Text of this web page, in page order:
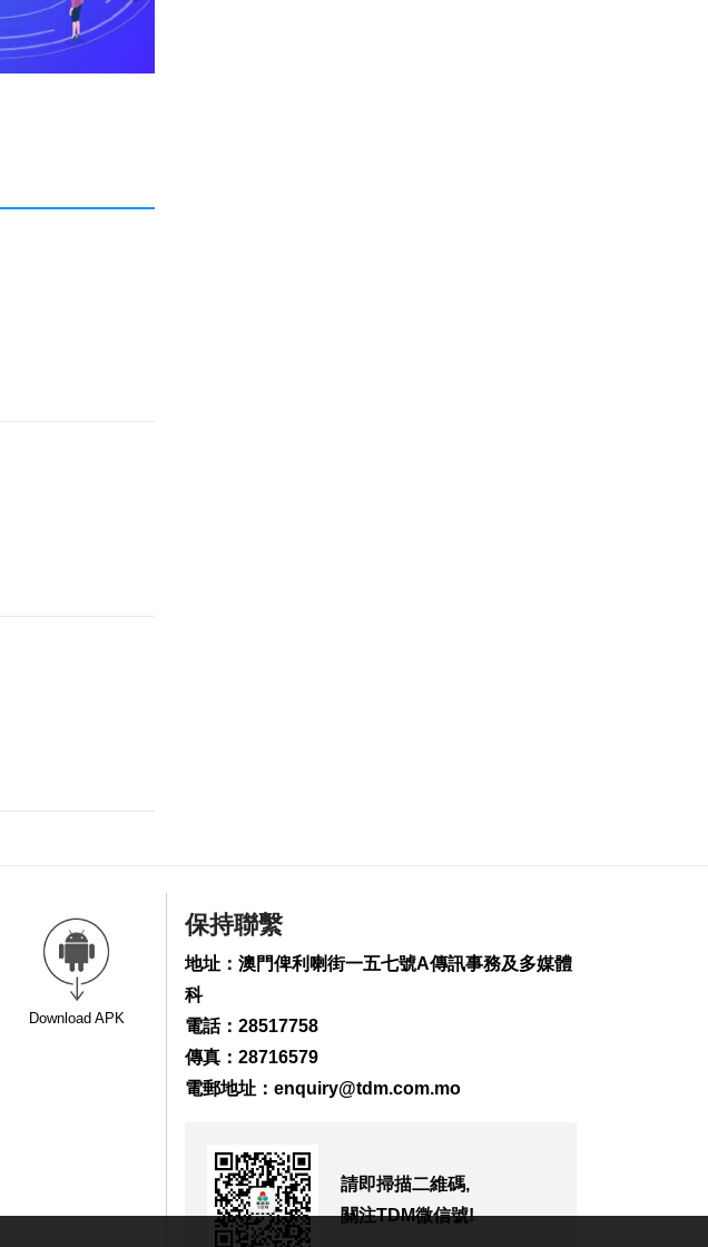
首店經濟推介會舉行
4街市14攤位競投 逾
內地傳媒公司拜訪澳
廣視冀加強交流
Download APK
保持聯繫
地址：澳門俾利喇街一五七號A傳訊事務及多媒體
科
電話：28517758
傳真：28716579
電郵地址： enquiry@tdm.com.mo
請即掃描二維碼,
關注TDM微信號!